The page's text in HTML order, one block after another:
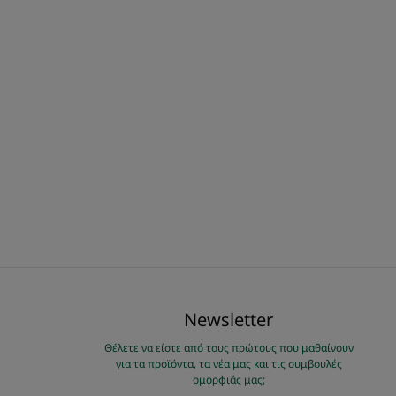
Νewsletter
Θέλετε να είστε από τους πρώτους που μαθαίνουν
για τα προϊόντα, τα νέα μας και τις συμβουλές
ομορφιάς μας;